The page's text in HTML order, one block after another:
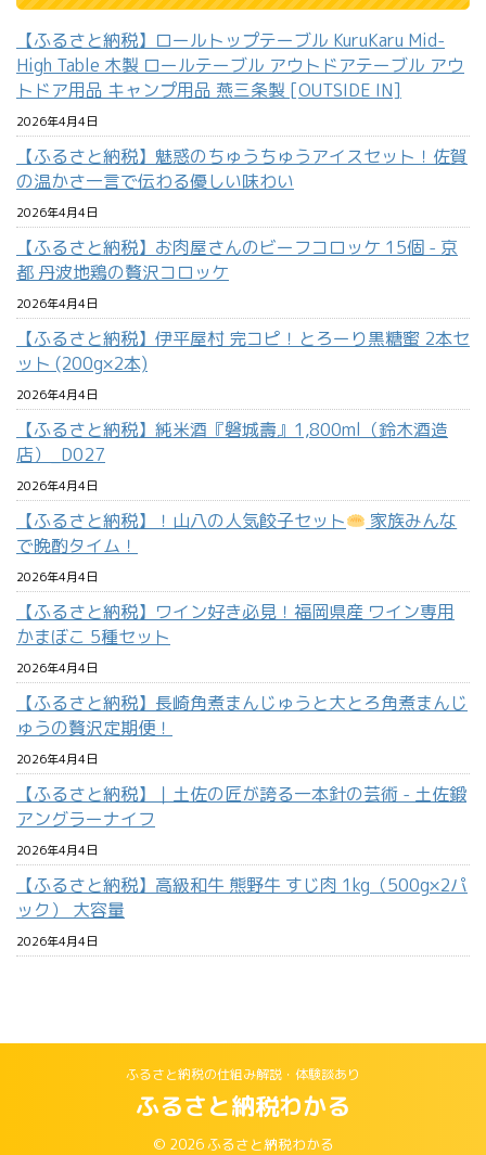
【ふるさと納税】ロールトップテーブル KuruKaru Mid-
High Table 木製 ロールテーブル アウトドアテーブル アウ
トドア用品 キャンプ用品 燕三条製 [OUTSIDE IN]
2026年4月4日
【ふるさと納税】魅惑のちゅうちゅうアイスセット！佐賀
の温かさ一言で伝わる優しい味わい
2026年4月4日
【ふるさと納税】お肉屋さんのビーフコロッケ 15個 - 京
都 丹波地鶏の贅沢コロッケ
2026年4月4日
【ふるさと納税】伊平屋村 完コピ！とろーり黒糖蜜 2本セ
ット (200g×2本)
2026年4月4日
【ふるさと納税】純米酒『磐城壽』1,800ml（鈴木酒造
店）_D027
2026年4月4日
【ふるさと納税】！山八の人気餃子セット
家族みんな
で晩酌タイム！
2026年4月4日
【ふるさと納税】ワイン好き必見！福岡県産 ワイン専用
かまぼこ 5種セット
2026年4月4日
【ふるさと納税】長崎角煮まんじゅうと大とろ角煮まんじ
ゅうの贅沢定期便！
2026年4月4日
【ふるさと納税】｜土佐の匠が誇る一本針の芸術 - 土佐鍛
アングラーナイフ
2026年4月4日
【ふるさと納税】高級和牛 熊野牛 すじ肉 1kg（500g×2パ
ック） 大容量
2026年4月4日
ふるさと納税の仕組み解説・体験談あり
ふるさと納税わかる
© 2026 ふるさと納税わかる